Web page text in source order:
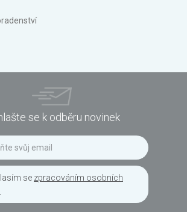
se k odběru novinek
se zpracováním osobních